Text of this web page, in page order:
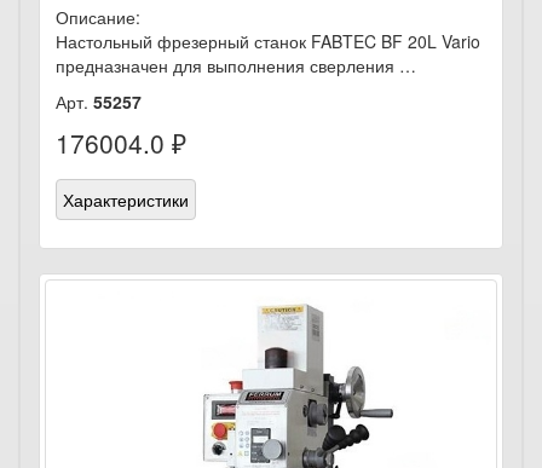
Описание:
Настольный фрезерный станок FABTEC BF 20L Vario
предназначен для выполнения сверления …
Арт. 55257
176004.0 ₽
Характеристики